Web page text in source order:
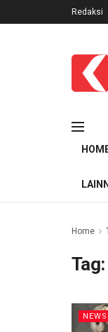
Redaksi
Home
Tag:
NEWS